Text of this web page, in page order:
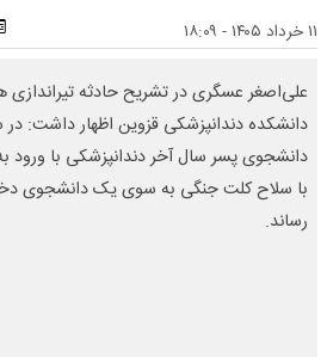
۱۱ خرداد ۱۴۰۵ - ۱۸:۰۹
علی‌اصغر عسگری در تشریح حادثه تیراندازی
دانشکده دندانپزشکی قزوین اظهار داشت:
دانشجوی پسر سال آخر دندانپزشکی با ورود
با سلاح کلت جنگی به سوی یک دانشجوی
رساند.